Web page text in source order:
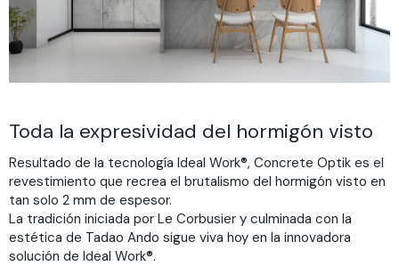
Descargar
Colores
Toda la expresividad del hormigón visto
Resultado de la tecnología Ideal Work®, Concrete Optik es el
revestimiento que recrea el brutalismo del hormigón visto en
tan solo 2 mm de espesor.
La tradición iniciada por Le Corbusier y culminada con la
estética de Tadao Ando sigue viva hoy en la innovadora
solución de Ideal Work®.